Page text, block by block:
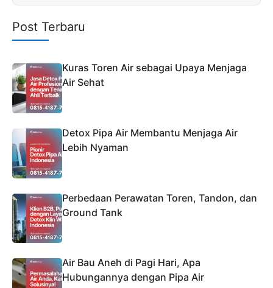
Post Terbaru
Kuras Toren Air sebagai Upaya Menjaga
Air Sehat
Detox Pipa Air Membantu Menjaga Air
Lebih Nyaman
Perbedaan Perawatan Toren, Tandon, dan
Ground Tank
Air Bau Aneh di Pagi Hari, Apa
Hubungannya dengan Pipa Air